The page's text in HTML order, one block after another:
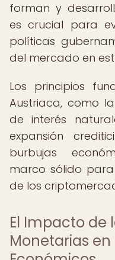
forman y
es crucial para
políticas
del mercado en
Los principios
Austriaca, como
de interés
expansión
burbujas
marco sólido
de los
El Impacto de
Monetarias en